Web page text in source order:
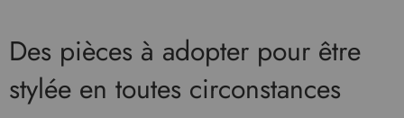
Des pièces à adopter pour être
stylée en toutes circonstances